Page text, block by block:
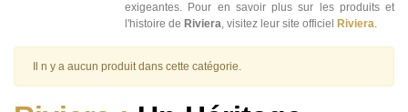
exigeantes. Pour en savoir plus sur les produits et
l'histoire de Riviera, visitez leur site officiel Riviera.
Il n y a aucun produit dans cette catégorie.